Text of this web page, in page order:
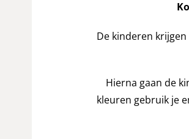
De kinderen
Hierna gaan de
kleuren gebruik je